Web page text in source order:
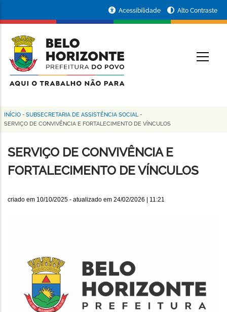
conteúdo
principal
da
Prefeitura
de
Horizonte
Acessibilidade Alto Contraste
Trilha
navegação
INÍCIO - SUBSECRETARIA DE ASSISTÊNCIA SOCIAL -
SERVIÇO DE CONVIVÊNCIA E FORTALECIMENTO DE VÍNCULOS
SERVIÇO DE CONVIVÊNCIA E
FORTALECIMENTO DE VÍNCULOS
criado em 10/10/2025 - atualizado em 24/02/2026 | 11:21